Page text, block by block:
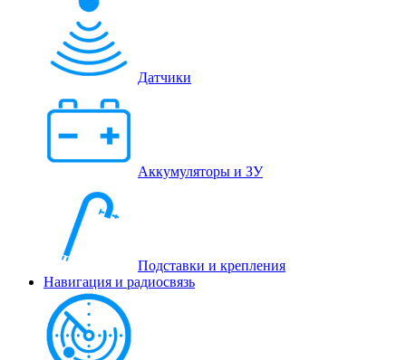
Датчики
Аккумуляторы и ЗУ
Подставки и крепления
Навигация и радиосвязь